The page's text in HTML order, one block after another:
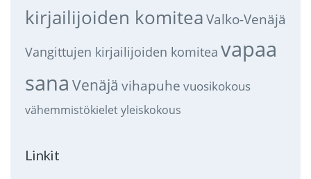
kirjailijoiden komitea Valko-Venäjä
Vangittujen kirjailijoiden komitea vapaa
sana Venäjä vihapuhe vuosikokous
vähemmistökieletyleiskokous
Linkit